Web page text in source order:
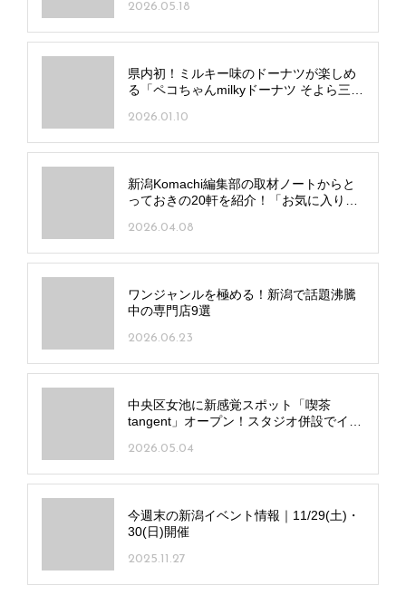
2026.05.18
県内初！ミルキー味のドーナツが楽しめ
る「ペコちゃんmilkyドーナツ そよら三条
2026.01.10
新潟Komachi編集部の取材ノートからと
っておきの20軒を紹介！「お気に入りラ
2026.04.08
ワンジャンルを極める！新潟で話題沸騰
中の専門店9選
2026.06.23
中央区女池に新感覚スポット「喫茶
tangent」オープン！スタジオ併設でイベ
2026.05.04
今週末の新潟イベント情報｜11/29(土)・
30(日)開催
2025.11.27